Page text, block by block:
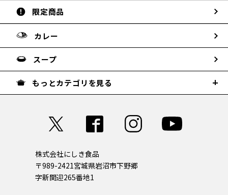
限定商品
カレー
スープ
もっとカテゴリを見る
株式会社にしき食品
〒989-2421宮城県岩沼市下野郷
字新関迎265番地1